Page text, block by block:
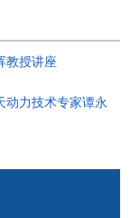
教授讲座
动力技术专家谭永